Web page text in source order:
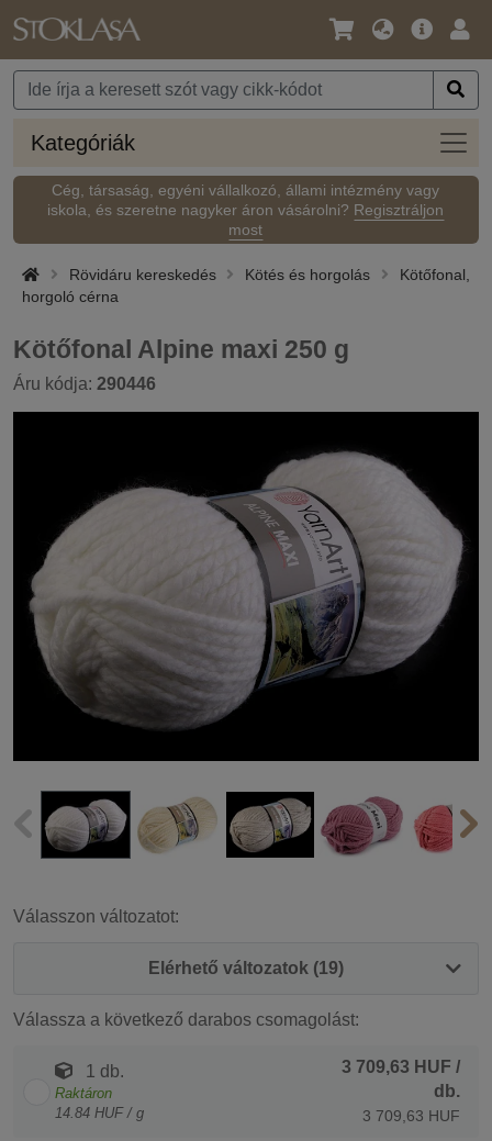
Nyelv
Pénznem
Fő
Kategóriák
Cég, társaság, egyéni vállalkozó, állami intézmény vagy
iskola, és szeretne nagyker áron vásárolni? Regisztráljon
most
Rövidáru kereskedés Kötés és horgolás
Kötőfonal,
horgoló cérna
Kötőfonal Alpine maxi 250 g
Áru kódja: 290446
Válasszon változatot:
Elérhető változatok (19)
Válassza a következő darabos csomagolást:
1 db.
Raktáron
14.84 HUF / g
3 709,63 HUF /
db.
3 709,63 HUF